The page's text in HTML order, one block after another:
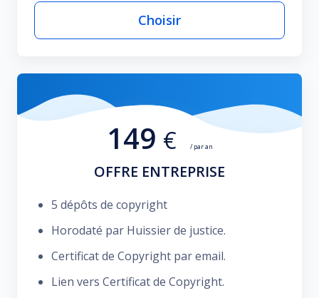
Choisir
149 € / par an
OFFRE ENTREPRISE
5 dépôts de copyright
Horodaté par Huissier de justice.
Certificat de Copyright par email.
Lien vers Certificat de Copyright.